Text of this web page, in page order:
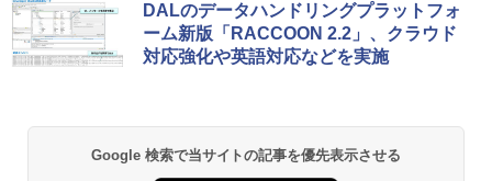
DALのデータハンドリングプラットフォ
ーム新版「RACCOON 2.2」、クラウド
対応強化や英語対応などを実施
Google 検索で当サイトの記事を優先表示させる